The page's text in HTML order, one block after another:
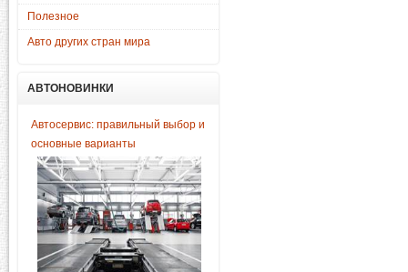
Полезное
Авто других стран мира
АВТОНОВИНКИ
Автосервис: правильный выбор и
основные варианты